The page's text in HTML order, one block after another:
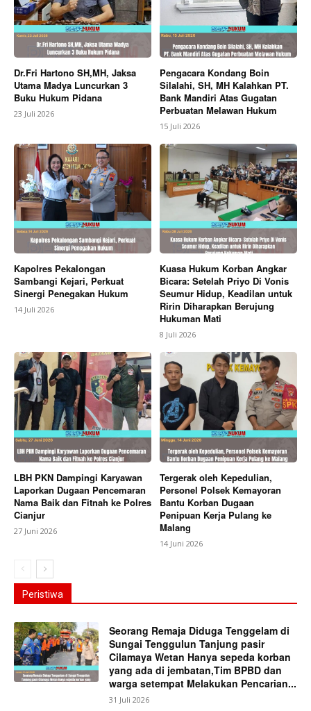
Dr.Fri Hartono SH,MH, Jaksa
Utama Madya Luncurkan 3
Buku Hukum Pidana
23 Juli 2026
Pengacara Kondang Boin
Silalahi, SH, MH Kalahkan PT.
Bank Mandiri Atas Gugatan
Perbuatan Melawan Hukum
15 Juli 2026
Kapolres Pekalongan
Sambangi Kejari, Perkuat
Sinergi Penegakan Hukum
14 Juli 2026
Kuasa Hukum Korban Angkar
Bicara: Setelah Priyo Di Vonis
Seumur Hidup, Keadilan untuk
Ririn Diharapkan Berujung
Hukuman Mati
8 Juli 2026
LBH PKN Dampingi Karyawan
Laporkan Dugaan Pencemaran
Nama Baik dan Fitnah ke Polres
Cianjur
27 Juni 2026
Tergerak oleh Kepedulian,
Personel Polsek Kemayoran
Bantu Korban Dugaan
Penipuan Kerja Pulang ke
Malang
14 Juni 2026
Peristiwa
Seorang Remaja Diduga Tenggelam di
Sungai Tenggulun Tanjung pasir
Cilamaya Wetan Hanya sepeda korban
yang ada di jembatan,Tim BPBD dan
warga setempat Melakukan Pencarian...
31 Juli 2026